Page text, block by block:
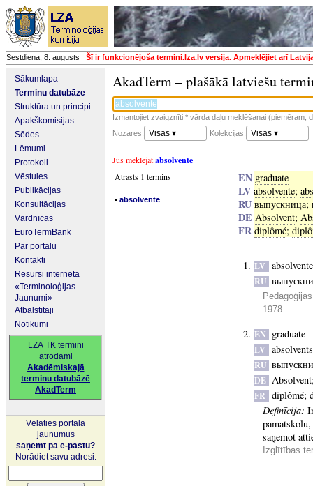
Sestdiena, 8. augusts Šī ir funkcionējoša termini.lza.lv versija. Apmeklējiet arī
Sākumlapa
Terminu datubāze
Struktūra un principi
Apakškomisijas
Sēdes
Lēmumi
Protokoli
Vēstules
Publikācijas
Konsultācijas
Vārdnīcas
EuroTermBank
Par portālu
Kontakti
Resursi internetā
«Terminoloģijas
Jaunumi»
Atbalstītāji
Notikumi
LZA TK termini
atrodami
Akadēmiskajā
terminu datubāzē
AkadTerm
Vēlaties portāla
jaunumus
saņemt pa e-pastu?
Norādiet savu adresi:
AkadTerm – plašākā latviešu
Izmantojiet zvaigznīti * vārda daļu meklēšanai (piemēram,
Nozares:
Visas ▾ Kolekcijas: Visas ▾
Jūs meklējātabsolvente
Atrasts 1 termins
▪ absolvente
EN graduate
LV absolvente;
RU выпускница;
DE Absolvent;
FR diplômé;
LV absolvente
RU
1978
EN graduate
LV absolvents
RU
DE Absolvent
FR diplômé;
Definīcija:
saņemot
Izglītības